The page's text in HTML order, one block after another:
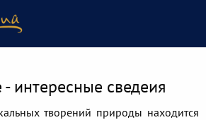
интересные сведеия
творений природы находится